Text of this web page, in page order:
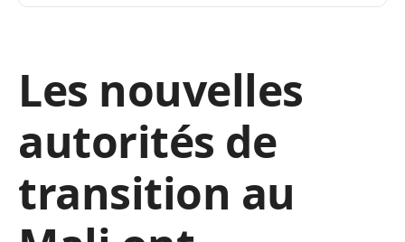
Les nouvelles
autorités de
transition au